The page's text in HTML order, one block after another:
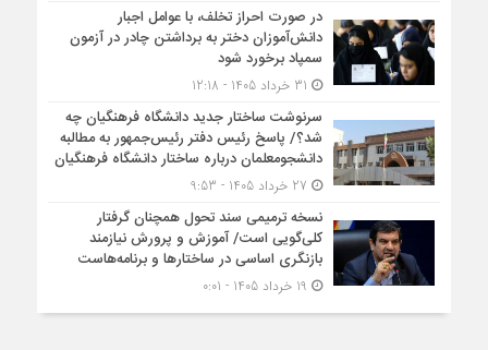
در صورت احراز تخلف، با عوامل اجبار
دانش‌آموزان دختر به برداشتن چادر در آزمون
سمپاد برخورد شود
سرنوشت ساختار جدید دانشگاه فرهنگیان چه
شد؟/ پاسخ رئیس دفتر رئیس‌جمهور به مطالبه
دانشجومعلمان درباره ساختار دانشگاه فرهنگیان
نسخه ترمیمی سند تحول همچنان گرفتار
کلی‌گویی است/ آموزش و پرورش نیازمند
بازنگری اساسی در ساختارها و برنامه‌هاست